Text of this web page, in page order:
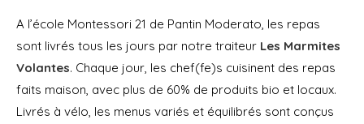
A l’école Montessori 21 de Pantin Moderato, les repas
sont livrés tous les jours par notre traiteur Les Marmites
Volantes. Chaque jour, les chef(fe)s cuisinent des repas
faits maison, avec plus de 60% de produits bio et locaux.
Livrés à vélo, les menus variés et équilibrés sont conçus